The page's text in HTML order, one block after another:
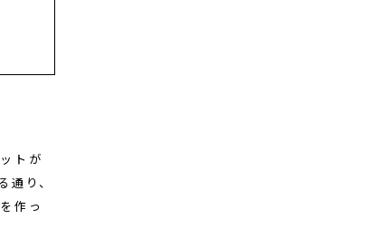
トが
り、
作っ